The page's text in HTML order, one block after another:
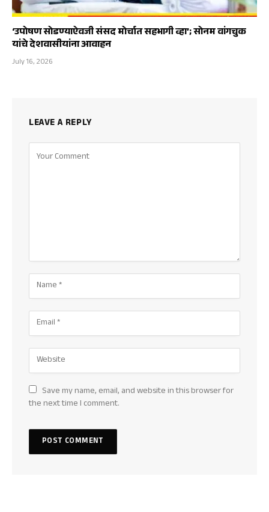
‘उपोषण सोडण्याऐवजी संसद मोर्चात सहभागी व्हा’; सोनम वांगचुक
यांचे देशवासीयांना आवाहन
July 16, 2026
LEAVE A REPLY
Save my name, email, and website in this browser for
the next time I comment.